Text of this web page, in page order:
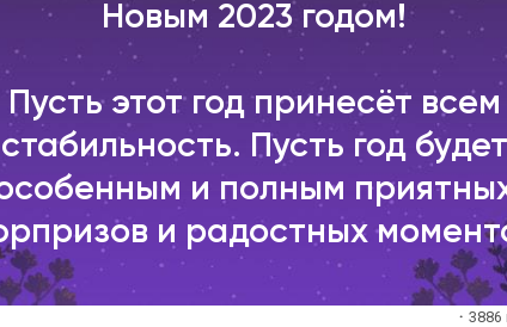
Новым 2023 годом!
Пусть этот год принесёт всем
стабильность. Пусть год будет
и полным
и радостных
· 3886